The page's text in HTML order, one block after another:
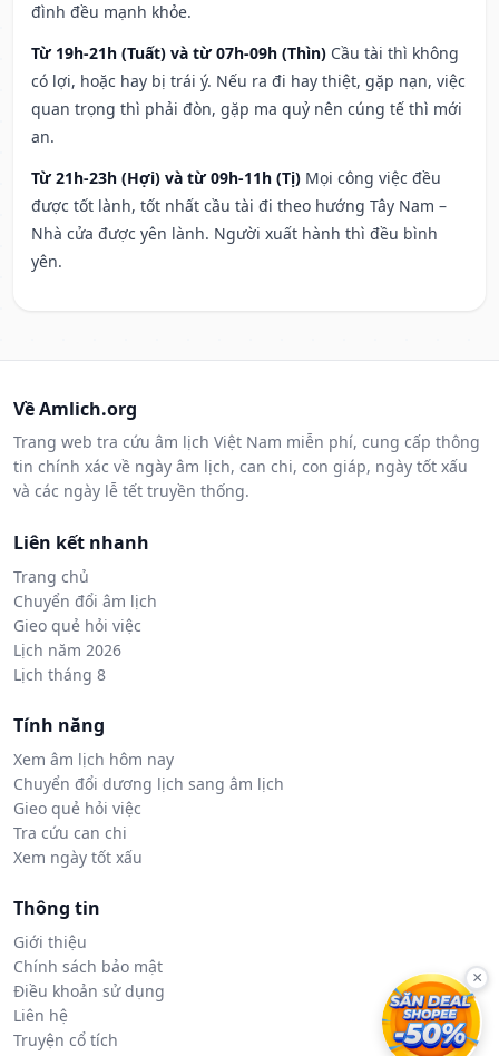
đình đều mạnh khỏe.
Từ 19h-21h (Tuất) và từ 07h-09h (Thìn) Cầu tài thì không
có lợi, hoặc hay bị trái ý. Nếu ra đi hay thiệt, gặp nạn, việc
quan trọng thì phải đòn, gặp ma quỷ nên cúng tế thì mới
an.
Từ 21h-23h (Hợi) và từ 09h-11h (Tị) Mọi công việc đều
được tốt lành, tốt nhất cầu tài đi theo hướng Tây Nam –
Nhà cửa được yên lành. Người xuất hành thì đều bình
yên.
Về Amlich.org
Trang web tra cứu âm lịch Việt Nam miễn phí, cung cấp thông
tin chính xác về ngày âm lịch, can chi, con giáp, ngày tốt xấu
và các ngày lễ tết truyền thống.
Liên kết nhanh
Trang chủ
Chuyển đổi âm lịch
Gieo quẻ hỏi việc
Lịch năm 2026
Lịch tháng 8
Tính năng
Xem âm lịch hôm nay
Chuyển đổi dương lịch sang âm lịch
Gieo quẻ hỏi việc
Tra cứu can chi
Xem ngày tốt xấu
Thông tin
Giới thiệu
Chính sách bảo mật
Điều khoản sử dụng
Liên hệ
Truyện cổ tích
×